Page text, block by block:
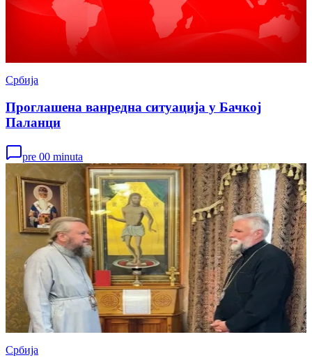
Србија
Проглашена ванредна ситуација у Бачкој
Паланци
pre 00 minuta
Србија